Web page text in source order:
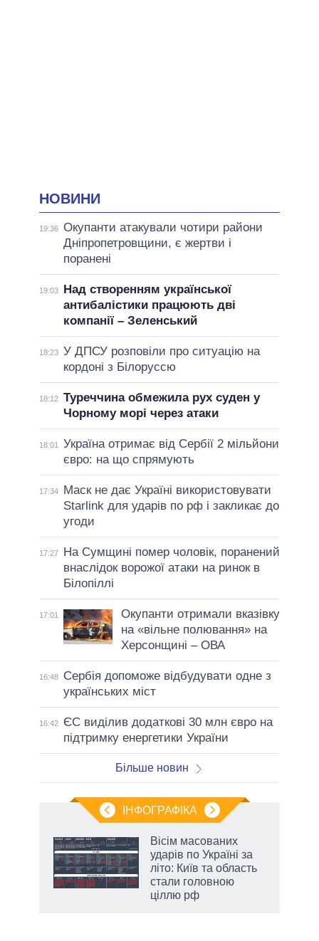
НОВИНИ
19:36 Окупанти атакували чотири райони
Дніпропетровщини, є жертви і
поранені
19:03
Над створенням української
антибалістики працюють дві
компанії – Зеленський
18:23 У ДПСУ розповіли про ситуацію на
кордоні з Білоруссю
18:12 Туреччина обмежила рух суден у
Чорному морі через атаки
18:01
Україна отримає від Сербії 2 мільйони
євро: на що спрямують
17:34
Маск не дає Україні використовувати
Starlink для ударів по рф і закликає до
угоди
17:27
На Сумщині помер чоловік, поранений
внаслідок ворожої атаки на ринок в
Білопіллі
17:01
Окупанти отримали вказівку
на «вільне полювання» на
Херсонщині – ОВА
16:48
Сербія допоможе відбудувати одне з
українських міст
16:42
ЄС виділив додаткові 30 млн євро на
підтримку енергетики України
Більше новин
ІНФОГРАФІКА
Вісім масованих
ударів по Україні за
літо: Київ та область
стали головною
ціллю рф